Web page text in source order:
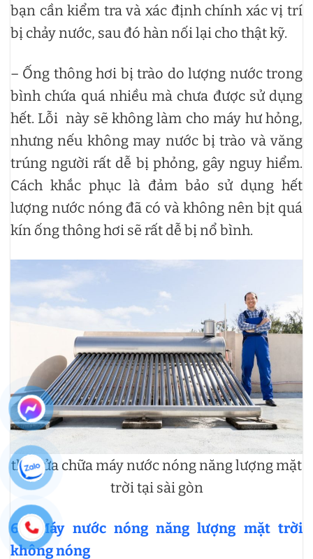
bạn cần kiểm tra và xác định chính xác vị trí
bị chảy nước, sau đó hàn nối lại cho thật kỹ.
– Ống thông hơi bị trào do lượng nước trong
bình chứa quá nhiều mà chưa được sử dụng
hết. Lỗi này sẽ không làm cho máy hư hỏng,
nhưng nếu không may nước bị trào và văng
trúng người rất dễ bị phỏng, gây nguy hiểm.
Cách khắc phục là đảm bảo sử dụng hết
lượng nước nóng đã có và không nên bịt quá
kín ống thông hơi sẽ rất dễ bị nổ bình.
thợ sửa chữa máy nước nóng năng lượng mặt
trời tại sài gòn
6.2 Máy nước nóng năng lượng mặt trời
không nóng